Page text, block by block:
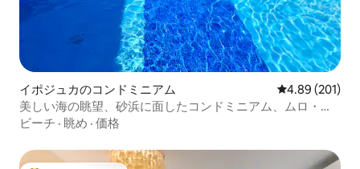
イポジュカのコンドミニアム レビュー201
4.89 (201)
美しい海の眺望、砂浜に面したコンドミニアム、ムロ・ア
ルト
ビーチ · 眺め · 価格